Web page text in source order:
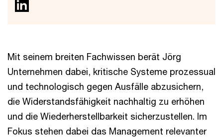
Mit seinem breiten Fachwissen berät Jörg
Unternehmen dabei, kritische Systeme prozessual
und technologisch gegen Ausfälle abzusichern,
die Widerstandsfähigkeit nachhaltig zu erhöhen
und die Wiederherstellbarkeit sicherzustellen. Im
Fokus stehen dabei das Management relevanter